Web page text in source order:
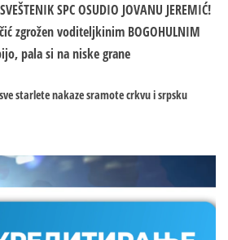
SVEŠTENIK SPC OSUDIO JOVANU JEREMIĆ!
zgrožen voditeljkinim BOGOHULNIM
pala si na niske grane
starlete nakaze sramote crkvu i srpsku